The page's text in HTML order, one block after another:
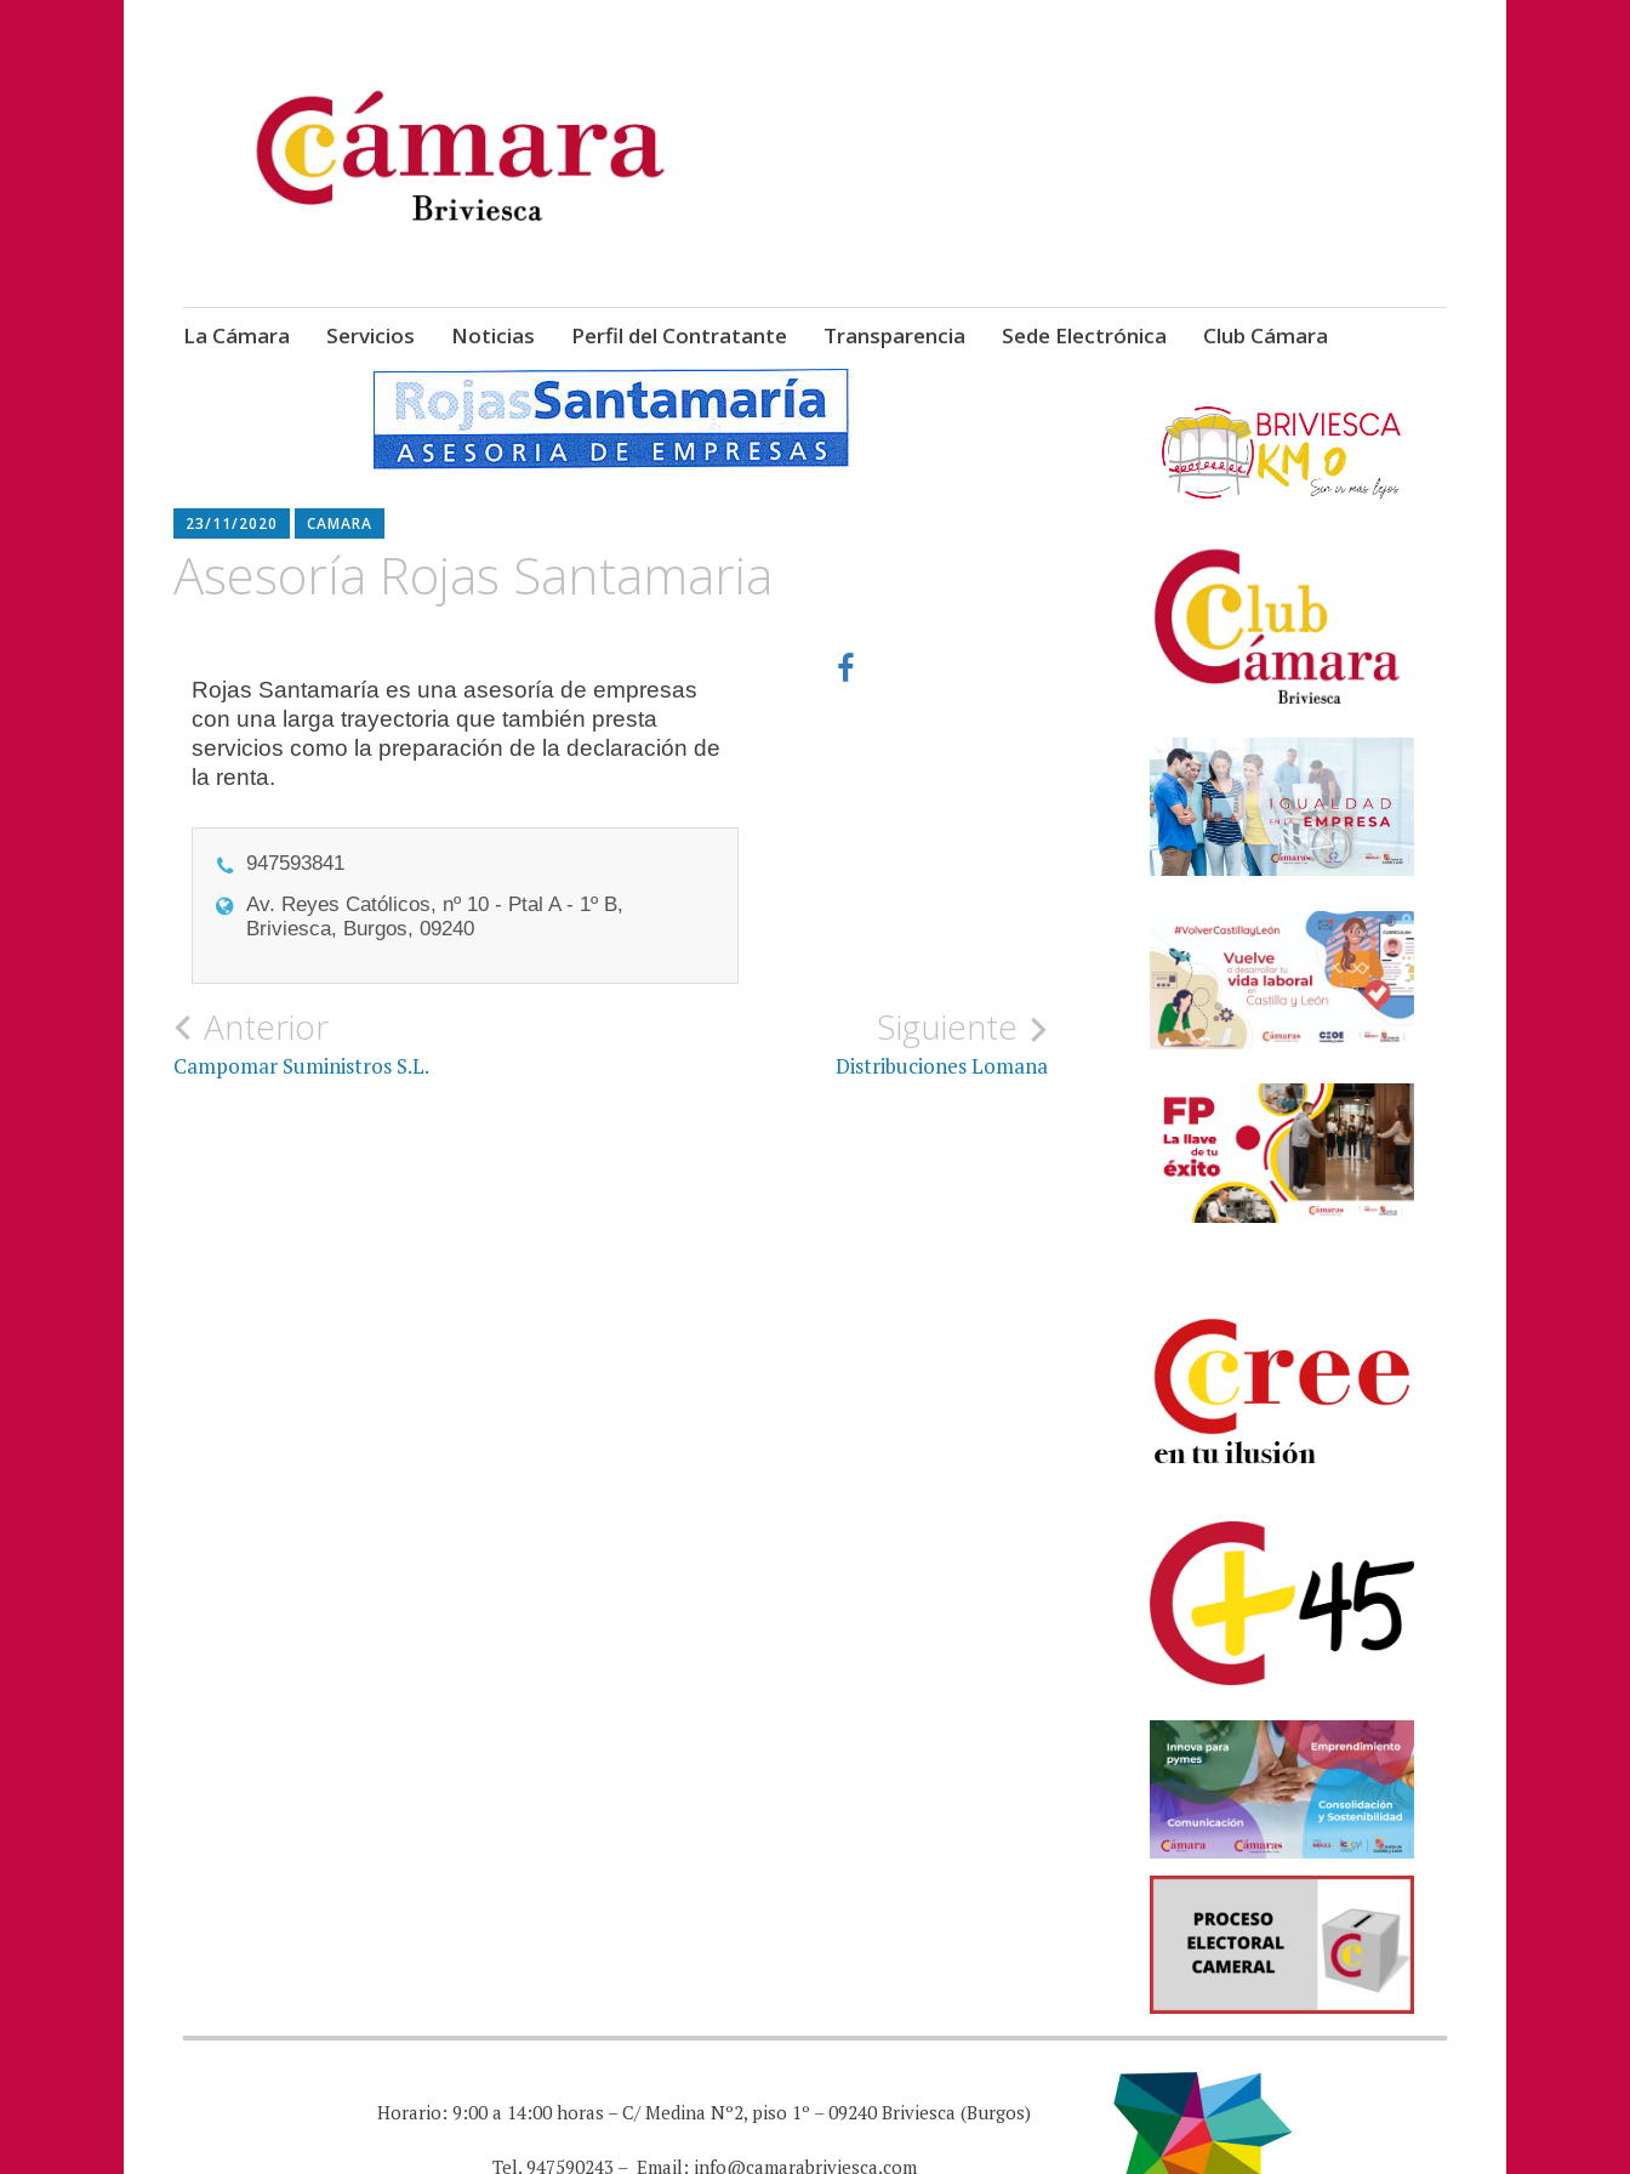
Cámara Oficial de Comercio, Industria y Servicios de Briviesca
Cámara Briviesca
Saltar
La Cámara Servicios Noticias Perfil del Contratante Transparencia Sede Electrónica Club Cámara
23/11/2020 CAMARA
Asesoría Rojas Santamaria
Rojas Santamaría es una asesoría de empresas
con una larga trayectoria que también presta
servicios como la preparación de la declaración de
la renta.
947593841
Av. Reyes Católicos, nº 10 - Ptal A - 1º B,
Briviesca, Burgos, 09240
Navegación
de
entradas
Anterior
Campomar Suministros S.L.
Siguiente
Distribuciones Lomana
Horario: 9:00 a 14:00 horas – C/ Medina Nº2, piso 1º – 09240 Briviesca (Burgos)
Tel. 947590243 – Email: info@camarabriviesca.com